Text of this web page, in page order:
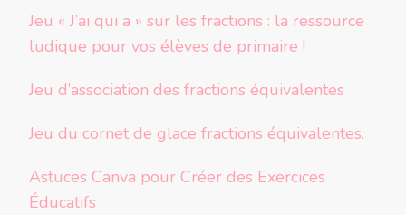
Jeu « J’ai qui a » sur les fractions : la ressource
ludique pour vos élèves de primaire !
Jeu d’association des fractions équivalentes
Jeu du cornet de glace fractions équivalentes.
Astuces Canva pour Créer des Exercices
Éducatifs